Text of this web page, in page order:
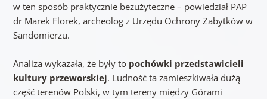
w ten sposób praktycznie bezużyteczne – powiedział PAP
dr Marek Florek, archeolog z Urzędu Ochrony Zabytków w
Sandomierzu.
Analiza wykazała, że były to pochówki przedstawicieli
kultury przeworskiej. Ludność ta zamieszkiwała dużą
część terenów Polski, w tym tereny między Górami